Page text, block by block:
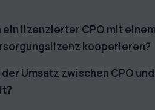
ein lizenzierter CPO mit
kooperieren?
Umsatz zwischen CPO